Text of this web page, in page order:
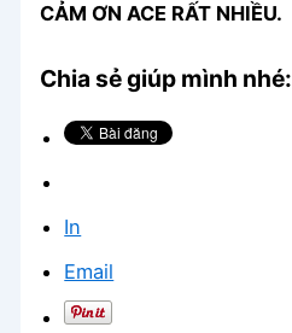
CẢM ƠN ACE RẤT NHIỀU.
Chia sẻ giúp mình nhé:
In
Email